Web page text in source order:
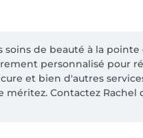
soins de beauté à la
personnalisé pour
et bien d'autres
Contactez Rachel